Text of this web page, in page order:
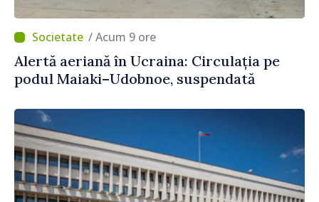
/ Acum 9 ore
Alertă aeriană în Ucraina: Circulația pe
podul Maiaki–Udobnoe, suspendată